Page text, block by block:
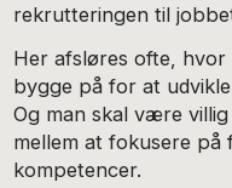
rekrutteringen til
Her afsløres ofte,
bygge på for at
Og man skal være
mellem at fokusere på
kompetencer.